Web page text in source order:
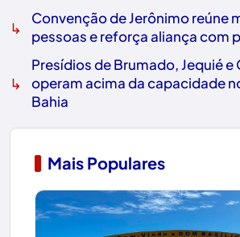
↳
Convenção de Jerônimo reúne
pessoas e reforça aliança com
↳
Presídios de Brumado, Jequié e
operam acima da capacidade
Bahia
Mais Populares